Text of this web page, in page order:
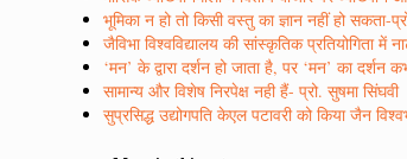
भूमिका न हो तो किसी वस्तु का ज्ञान नहीं हो सकता-
जैविभा विश्वविद्यालय की सांस्कृतिक प्रतियोगिता में
‘मन’ के द्वारा दर्शन हो जाता है, पर ‘मन’ का दर्शन
सामान्य और विशेष निरपेक्ष नही हैं- प्रो. सुषमा सिंघवी
सुप्रसिद्ध उद्योगपति केएल पटावरी को किया जैन